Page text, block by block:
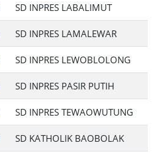
SD INPRES LABALIMUT
SD INPRES LAMALEWAR
SD INPRES LEWOBLOLONG
SD INPRES PASIR PUTIH
SD INPRES TEWAOWUTUNG
SD KATHOLIK BAOBOLAK